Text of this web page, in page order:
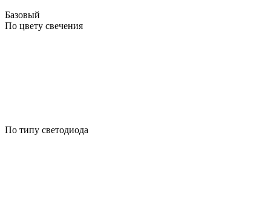
Базовый
По цвету свечения
По типу светодиода